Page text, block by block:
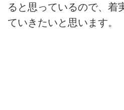
ると思っているので、着
ていきたいと思います。